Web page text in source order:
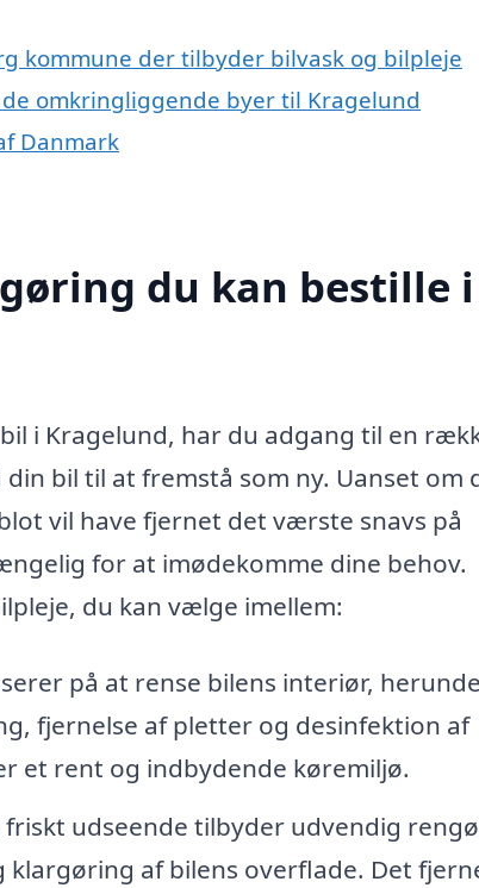
kommune der tilbyder bilvask og bilpleje
omkringliggende byer til Kragelund
Danmark
du kan bestille i
i Kragelund, har du adgang til en
bil til at fremstå som ny. Uanset om
vil have fjernet det værste snavs på
for at imødekomme dine behov.
du kan vælge imellem:
på at rense bilens interiør,
fjernelse af pletter og desinfektion af
et rent og indbydende køremiljø.
friskt udseende tilbyder udvendig
af bilens overflade. Det